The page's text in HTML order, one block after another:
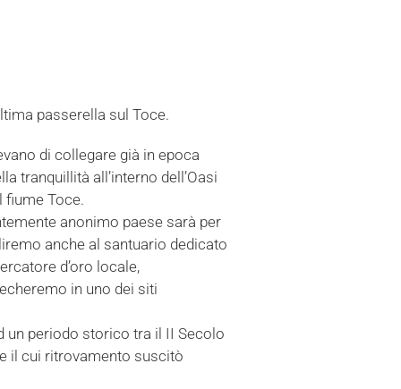
passerella sul Toce.
di collegare già in epoca
tranquillità all’interno dell’Oasi
fiume Toce.
anonimo paese sarà per
anche al santuario dedicato
d’oro locale,
in uno dei siti
un periodo storico tra il II Secolo
il cui ritrovamento suscitò